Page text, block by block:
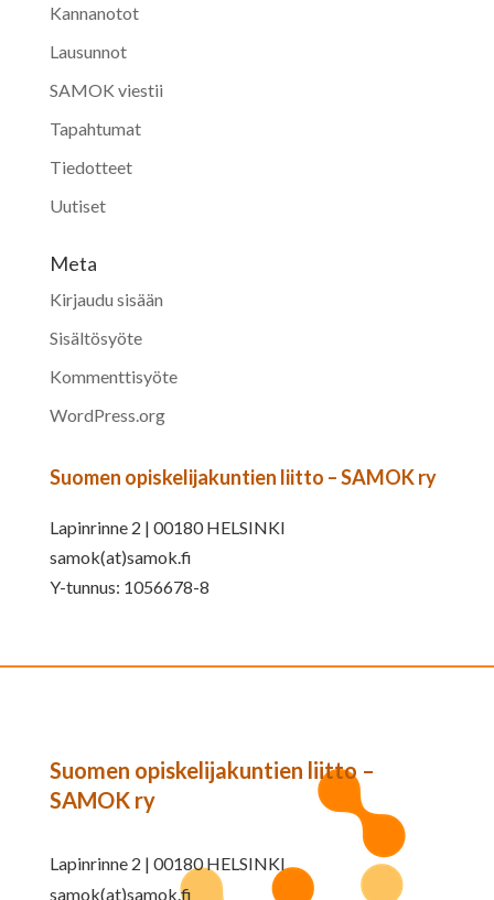
Kannanotot
Lausunnot
SAMOK viestii
Tapahtumat
Tiedotteet
Uutiset
Meta
Kirjaudu sisään
Sisältösyöte
Kommenttisyöte
WordPress.org
Suomen opiskelijakuntien liitto – SAMOK ry
Lapinrinne 2 | 00180 HELSINKI
samok(at)samok.fi
Y-tunnus: 1056678-8
Suomen opiskelijakuntien liitto –
SAMOK ry
Lapinrinne 2 | 00180 HELSINKI
samok(at)samok.fi